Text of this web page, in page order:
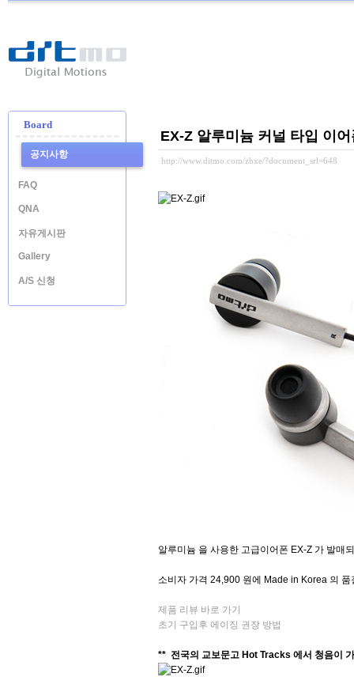
-
Digital
Board
공지사항
FAQ
QNA
자유게시판
Gallery
A/S 신청
EX-Z 알루미늄 커널 타입 이
http://www.ditmo.com/zbxe/?document_srl=648
알루미늄 을 사용한 고급이어폰 EX-Z 가 발매
소비자 가격 24,900 원에 Made in Korea 의
제품 리뷰 바로 가기
초기 구입후 에이징 권장 방법
** 전국의 교보문고 Hot Tracks 에서 청음이